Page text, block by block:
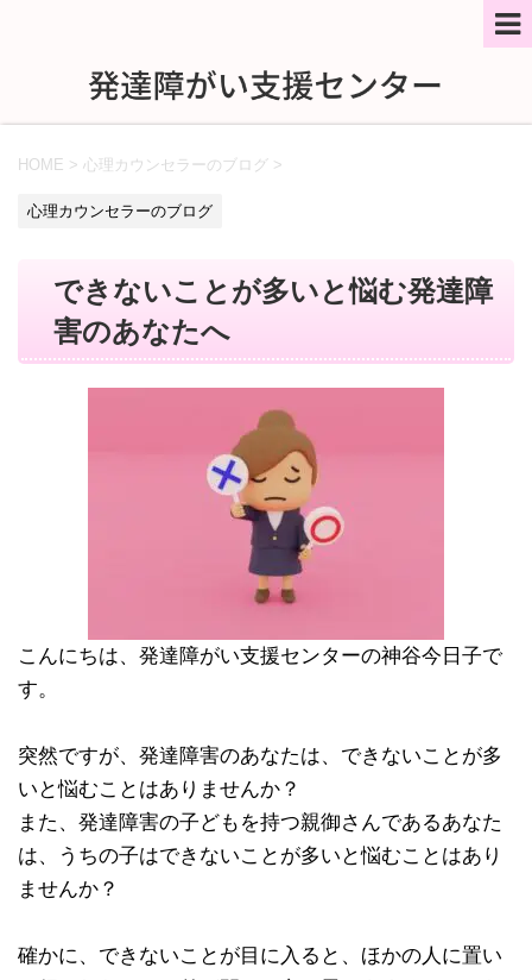
HOME > 心理カウンセラーのブログ >
心理カウンセラーのブログ
できないことが多いと悩む発達障
害のあなたへ
こんにちは、発達障がい支援センターの神谷今日子で
す。
突然ですが、発達障害のあなたは、できないことが多
いと悩むことはありませんか？
また、発達障害の子どもを持つ親御さんであるあなた
は、うちの子はできないことが多いと悩むことはあり
ませんか？
確かに、できないことが目に入ると、ほかの人に置い